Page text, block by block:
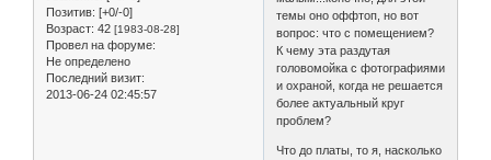
Позитив: [+0/-0]
Возраст: 42 [1983-08-28]
Провел на форуме:
Не определено
Последний визит:
2013-06-24 02:45:57
темы оно оффтоп, но вот
вопрос: что с помещением?
К чему эта раздутая
головомойка с фотографиями
и охраной, когда не решается
более актуальный круг
проблем?
Что до платы, то я, насколько